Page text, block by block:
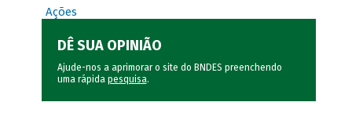
Ações
DÊ SUA OPINIÃO
Ajude-nos a aprimorar o site do BNDES preenchendo
uma rápida pesquisa.